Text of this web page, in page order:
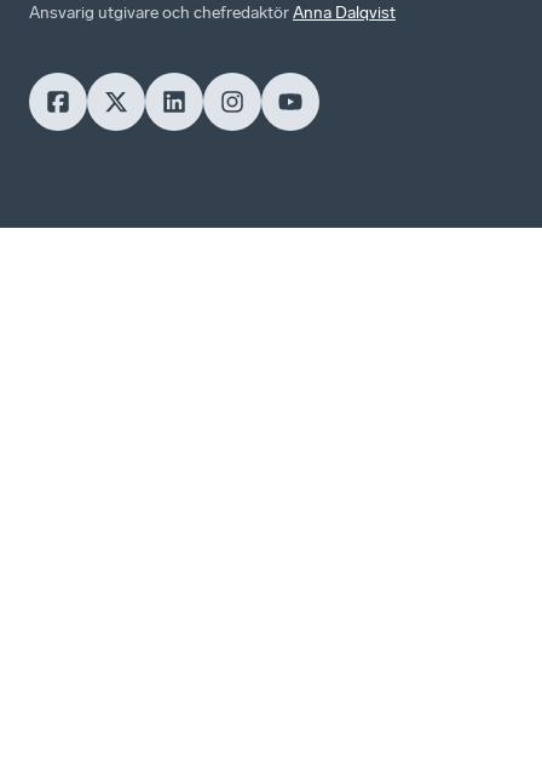
Ansvarig utgivare och chefredaktörAnna Dalqvist